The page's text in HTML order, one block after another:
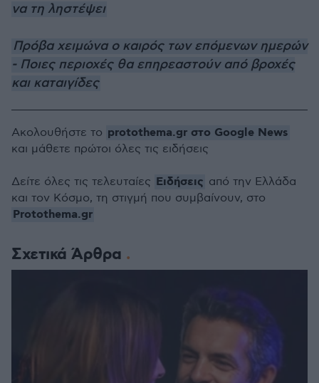
να τη ληστέψει
Πρόβα χειμώνα ο καιρός των επόμενων ημερών
- Ποιες περιοχές θα επηρεαστούν από βροχές
και καταιγίδες
Σχετικά Άρθρα
Ακολουθήστε το protothema.gr στο Google News
και μάθετε πρώτοι όλες τις ειδήσεις
Δείτε όλες τις τελευταίες Ειδήσεις από την Ελλάδα
και τον Κόσμο, τη στιγμή που συμβαίνουν, στο
Protothema.gr